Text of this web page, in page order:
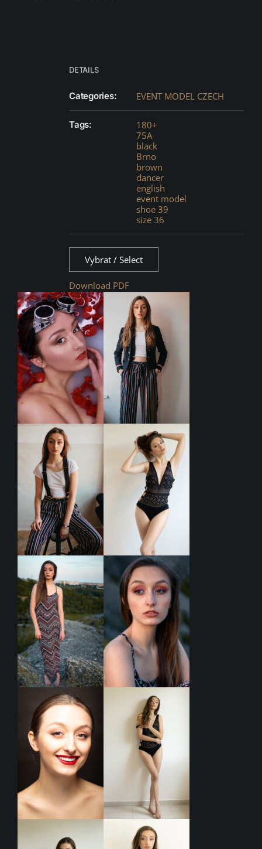
DETAILS
Categories: EVENT MODEL CZECH
Tags:
180+
75A
black
Brno
brown
dancer
english
event model
shoe 39
size 36
Vybrat / Select
Download PDF